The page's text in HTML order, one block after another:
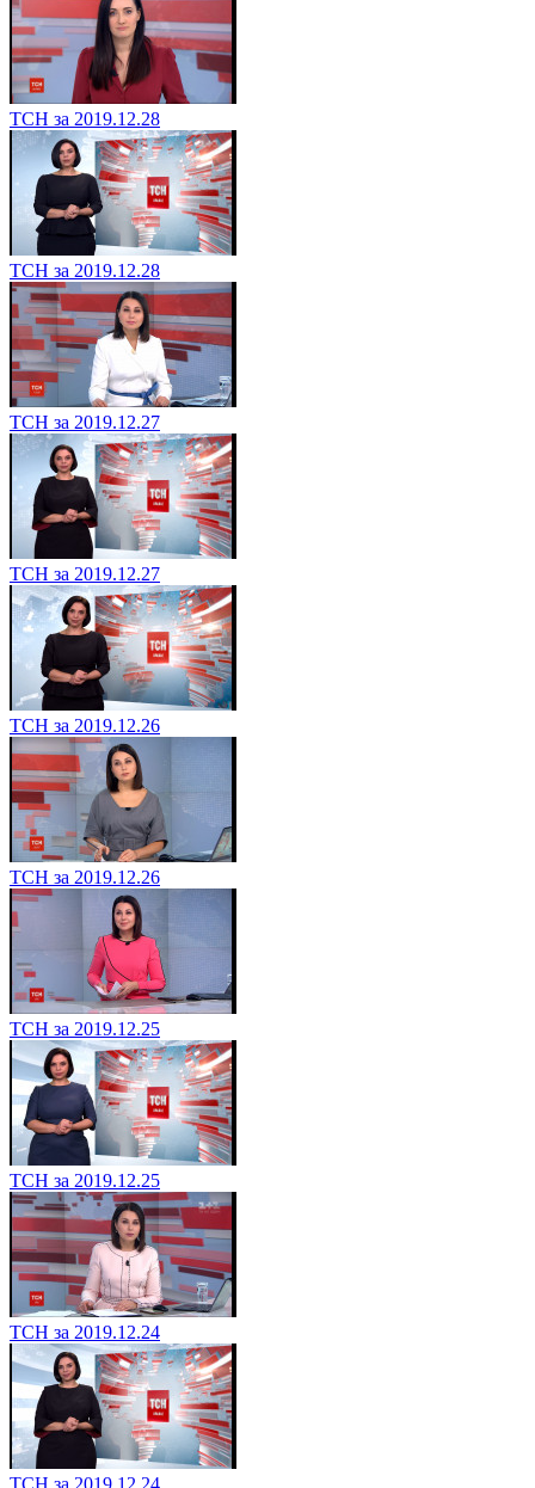
ТСН за 2019.12.28
ТСН за 2019.12.28
ТСН за 2019.12.27
ТСН за 2019.12.27
ТСН за 2019.12.26
ТСН за 2019.12.26
ТСН за 2019.12.25
ТСН за 2019.12.25
ТСН за 2019.12.24
ТСН за 2019.12.24